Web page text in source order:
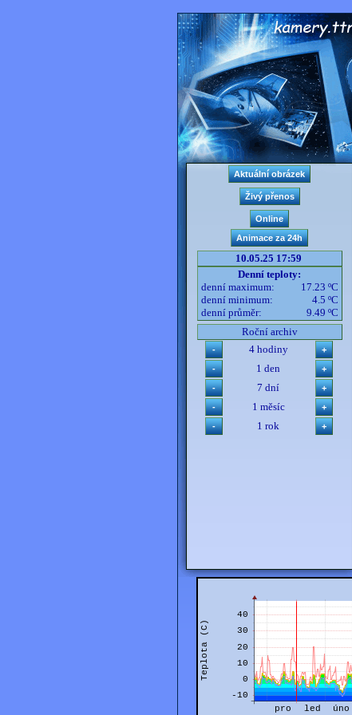
10.05.25 17:59
Denní teploty:
denní maximum:
17.23 ºC
denní minimum:
4.5 ºC
denní průměr:
9.49 ºC
Roční archiv
4 hodiny
1 den
7 dní
1 měsíc
1 rok